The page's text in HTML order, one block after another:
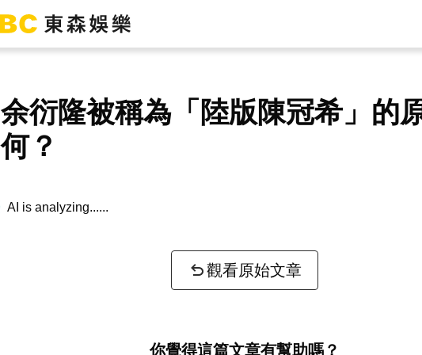
余衍隆被稱為「陸版陳冠希」的
何？
AI is analyzing...
觀看原始文章
你覺得這篇文章有幫助嗎？